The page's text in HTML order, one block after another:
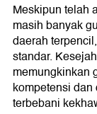
Meskipun telah
masih banyak
daerah
standar.
memungkinkan
kompetensi
terbebani